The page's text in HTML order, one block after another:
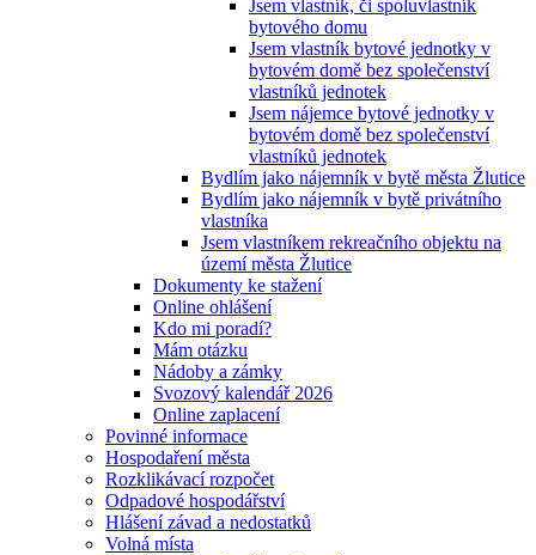
Jsem vlastník, či spoluvlastník
bytového domu
Jsem vlastník bytové jednotky v
bytovém domě bez společenství
vlastníků jednotek
Jsem nájemce bytové jednotky v
bytovém domě bez společenství
vlastníků jednotek
Bydlím jako nájemník v bytě města Žlutice
Bydlím jako nájemník v bytě privátního
vlastníka
Jsem vlastníkem rekreačního objektu na
území města Žlutice
Dokumenty ke stažení
Online ohlášení
Kdo mi poradí?
Mám otázku
Nádoby a zámky
Svozový kalendář 2026
Online zaplacení
Povinné informace
Hospodaření města
Rozklikávací rozpočet
Odpadové hospodářství
Hlášení závad a nedostatků
Volná místa